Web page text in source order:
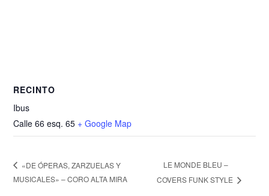
RECINTO
Ibus
Calle 66 esq. 65 + Google Map
«DE ÓPERAS, ZARZUELAS Y
MUSICALES» – CORO ALTA MIRA
LE MONDE BLEU –
COVERS FUNK STYLE